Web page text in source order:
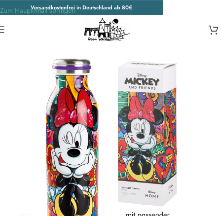
Versandkostenfrei in Deutschland ab 80€
Zum Hauptinhalt springen